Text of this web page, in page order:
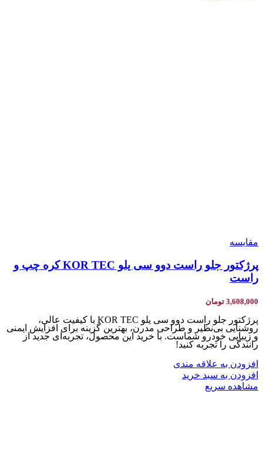
مقایسه
پرژکتور جلو راست دوو سی یلو KOR TEC کره چپ و
راست
3,608,000 تومان
پرژکتور جلو راست دوو سی یلو KOR TEC با کیفیت عالی،
روشنایی بی‌نظیر و طراحی مدرن، بهترین گزینه برای افزایش ایمنی
و زیبایی خودرو شماست. با خرید این محصول، تجربه‌ای جدید از
رانندگی را تجربه کنید!
افزودن به علاقه مندی
افزودن به سبد خرید
مشاهده سریع